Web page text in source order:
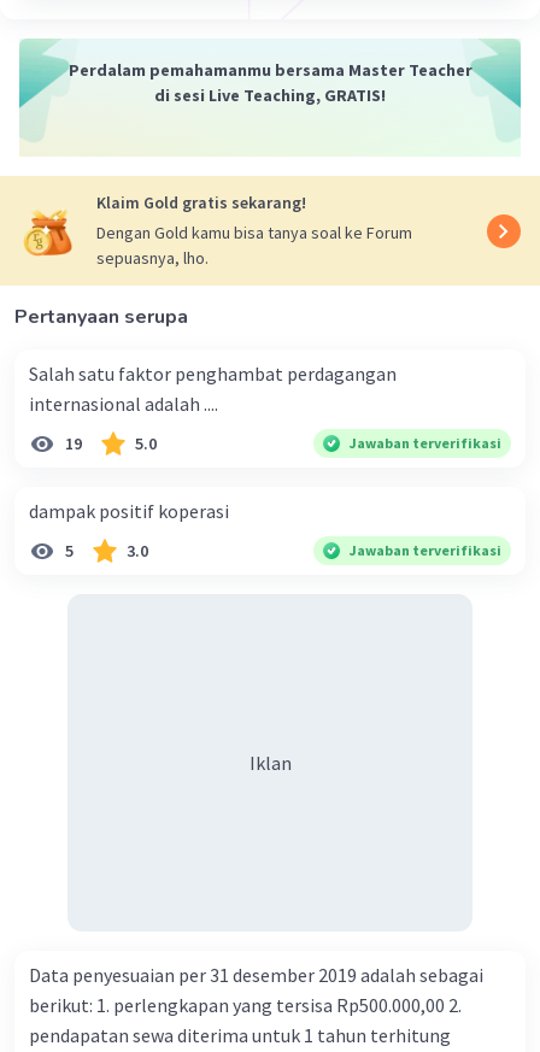
Indonesia yang merantau ke luar negeri
untuk mencari pekerjaan. Migrasi ini telah
telah berdampak besar pada
Perkembangan teknologi juga dapat
antarruang. Misalnya, perkembangan
internet telah memudahkan orang untuk
berkomunikasi dan berbisnis dengan orang
antarruang.
dalam beberapa dekade terakhir.
selama beberapa abad. Hal ini
disebabkan oleh beberapa faktor,
termasuk meningkatnya urbanisasi, serta
Perdalam pemahamanmu bersama Master Teacher
di sesi Live Teaching, GRATIS!
Klaim Gold gratis sekarang!
Dengan Gold kamu bisa tanya soal ke Forum
sepuasnya, lho.
Pertanyaan serupa
Salah satu faktor penghambat perdagangan
internasional adalah ....
19 5.0 Jawaban terverifikasi
dampak positif koperasi
5 3.0 Jawaban terverifikasi
Iklan
Data penyesuaian per 31 desember 2019 adalah sebagai
berikut: 1. perlengkapan yang tersisa Rp500.000,00 2.
pendapatan sewa diterima untuk 1 tahun terhitung